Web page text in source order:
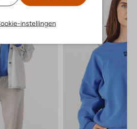
instellingen